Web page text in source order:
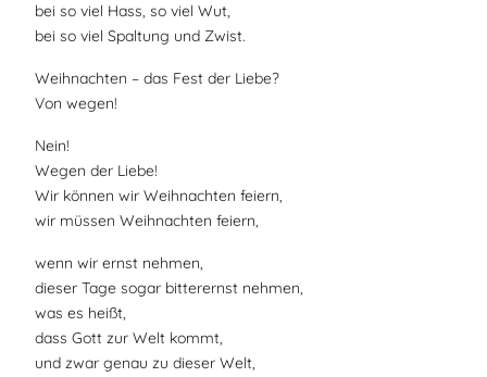
bei so viel Hass, so viel Wut,
bei so viel Spaltung und Zwist.
Weihnachten – das Fest der Liebe?
Von wegen!
Nein!
Wegen der Liebe!
Wir können wir Weihnachten feiern,
wir müssen Weihnachten feiern,
wenn wir ernst nehmen,
dieser Tage sogar bitterernst nehmen,
was es heißt,
dass Gott zur Welt kommt,
und zwar genau zu dieser Welt,